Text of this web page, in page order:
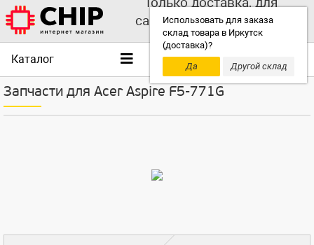
Использовать для заказа
склад товара в Иркутск
(доставка)?
Да
Другой склад
самовывоза выбирайте
другой склад!
Каталог
Запчасти для Acer Aspire F5-771G